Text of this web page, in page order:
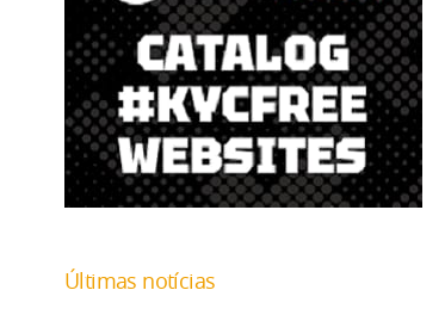
Últimas notícias